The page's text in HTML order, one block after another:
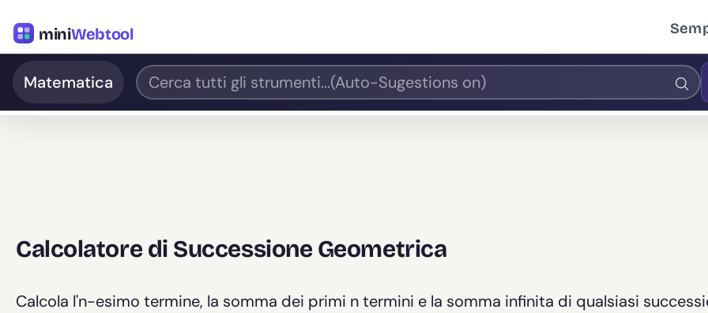
miniWebtool
Matematica
Calcolatore di Successione Geometrica
Calcola l'n-esimo termine, la somma dei primi n termini e la somma infinita di qualsiasi